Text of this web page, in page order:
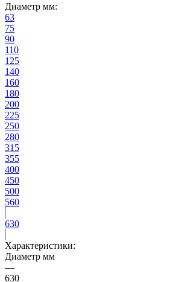
Диаметр мм:
63
75
90
110
125
140
160
180
200
225
250
280
315
355
400
450
500
560
630
Характеристики:
Диаметр мм
—
630